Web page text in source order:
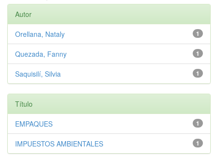
Autor
1
Orellana, Nataly
1
Quezada, Fanny
1
Saquisilí, Silvia
Título
1
EMPAQUES
1
IMPUESTOS AMBIENTALES